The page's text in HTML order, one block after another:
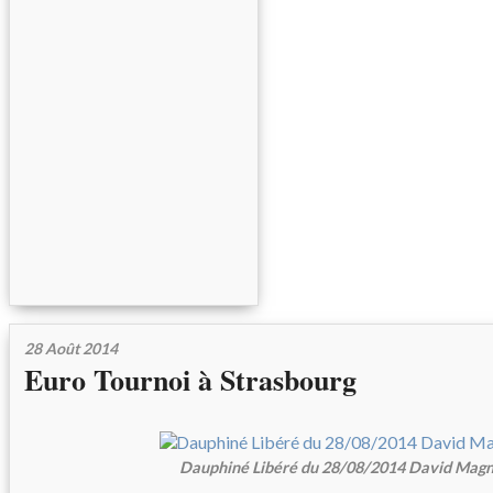
28 Août 2014
Euro Tournoi à Strasbourg
Dauphiné Libéré du 28/08/2014 David